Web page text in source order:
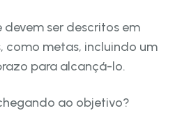
devem ser descritos em
metas, incluindo um
para alcançá-lo.
ao objetivo?